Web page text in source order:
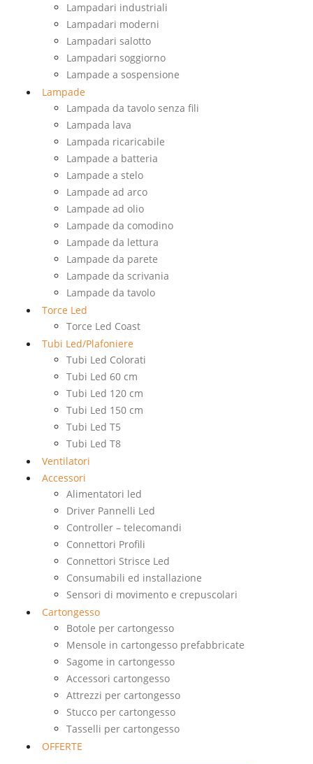
Lampadari industriali
Lampadari moderni
Lampadari salotto
Lampadari soggiorno
Lampade a sospensione
Lampade
Lampada da tavolo senza fili
Lampada lava
Lampada ricaricabile
Lampade a batteria
Lampade a stelo
Lampade ad arco
Lampade ad olio
Lampade da comodino
Lampade da lettura
Lampade da parete
Lampade da scrivania
Lampade da tavolo
Torce Led
Torce Led Coast
Tubi Led/Plafoniere
Tubi Led Colorati
Tubi Led 60 cm
Tubi Led 120 cm
Tubi Led 150 cm
Tubi Led T5
Tubi Led T8
Ventilatori
Accessori
Alimentatori led
Driver Pannelli Led
Controller – telecomandi
Connettori Profili
Connettori Strisce Led
Consumabili ed installazione
Sensori di movimento e crepuscolari
Cartongesso
Botole per cartongesso
Mensole in cartongesso prefabbricate
Sagome in cartongesso
Accessori cartongesso
Attrezzi per cartongesso
Stucco per cartongesso
Tasselli per cartongesso
OFFERTE